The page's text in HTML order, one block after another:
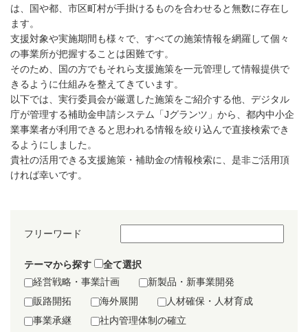
は、国や都、市区町村が手掛けるものを合わせると無数に存在し
ます。
支援対象や実施期間も様々で、すべての施策情報を網羅して個々
の事業所が把握することは困難です。
そのため、国の方でもそれら支援施策を一元管理して情報提供で
きるように仕組みを整えてきています。
以下では、実行委員会が厳選した施策をご紹介する他、デジタル
庁が管理する補助金申請システム「Jグランツ」から、都内中小企
業事業者が利用できると思われる情報を絞り込んで直接検索でき
るようにしました。
貴社の活用できる支援施策・補助金の情報検索に、是非ご活用頂
ければ幸いです。
フリーワード
テーマから探す
全て選択
経営戦略・事業計画
新製品・新事業開発
販路開拓
海外展開
人材確保・人材育成
事業承継
社内管理体制の確立